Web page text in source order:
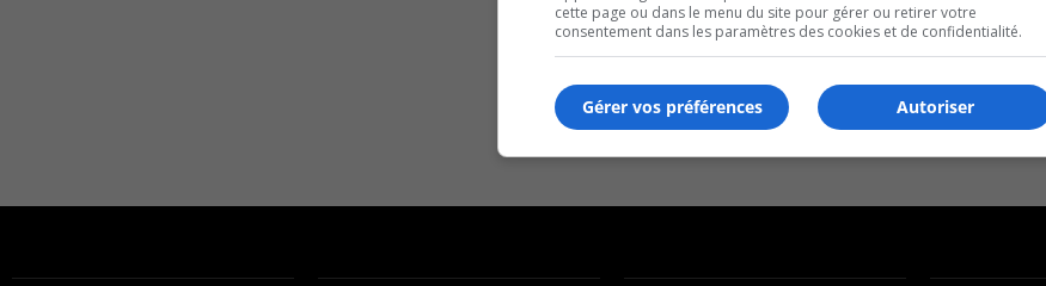
cette page ou dans le menu du site pour gérer ou retirer votre
consentement dans les paramètres des cookies et de confidentialité.
Autoriser
Gérer vos préférences